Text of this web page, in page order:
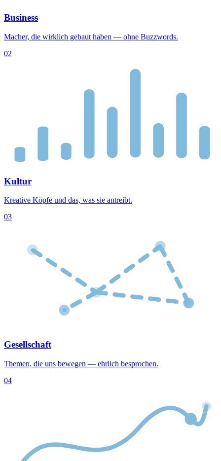
Business
Macher, die wirklich gebaut haben — ohne Buzzwords.
02
Kultur
Kreative Köpfe und das, was sie antreibt.
03
Gesellschaft
Themen, die uns bewegen — ehrlich besprochen.
04